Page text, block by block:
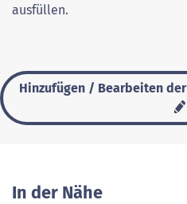
ausfüllen.
Hinzufügen / Bearbeiten
In der Nähe